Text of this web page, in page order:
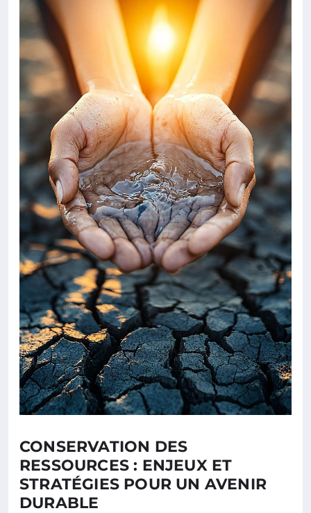
CONSERVATION DES
RESSOURCES : ENJEUX ET
STRATÉGIES POUR UN AVENIR
DURABLE